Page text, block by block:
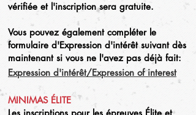
vérifiée et l'inscription sera gratuite.
Vous pouvez également compléter le
formulaire d'Expression d'intérêt suivant dès
maintenant si vous ne l'avez pas déjà fait:
Expression d'intérêt/Expression of interest
MINIMAS ÉLITE